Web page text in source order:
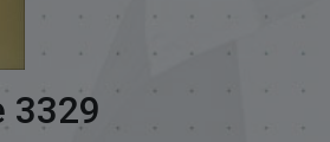
3329